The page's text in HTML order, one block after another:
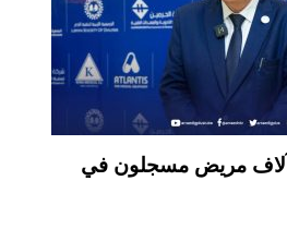
هيئة الكلى: أكثر من 7 آلاف مريض مسجلون في